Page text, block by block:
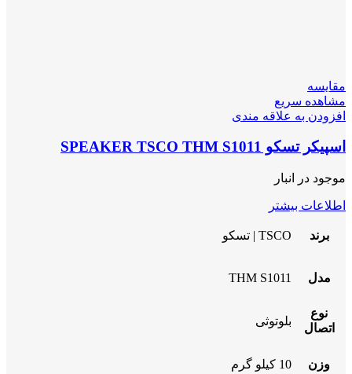
مقایسه
مشاهده سریع
افزودن به علاقه مندی
اسپیکر تسکو SPEAKER TSCO THM S1011
موجود در انبار
اطلاعات بیشتر
برند TSCO | تسکو
مدل THM S1011
نوع
اتصال
بلوتوثی
وزن 10 کیلو گرم